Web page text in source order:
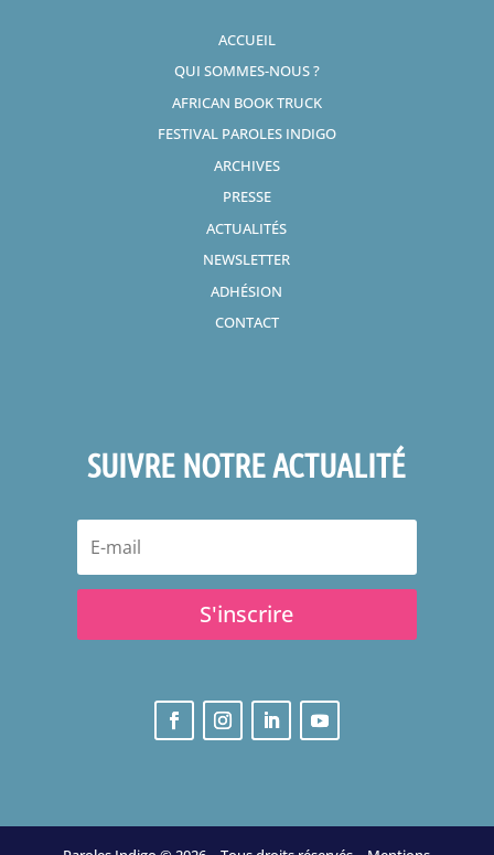
ACCUEIL
QUI SOMMES-NOUS ?
AFRICAN BOOK TRUCK
FESTIVAL PAROLES INDIGO
ARCHIVES
PRESSE
ACTUALITÉS
NEWSLETTER
ADHÉSION
CONTACT
SUIVRE NOTRE ACTUALITÉ
S'inscrire